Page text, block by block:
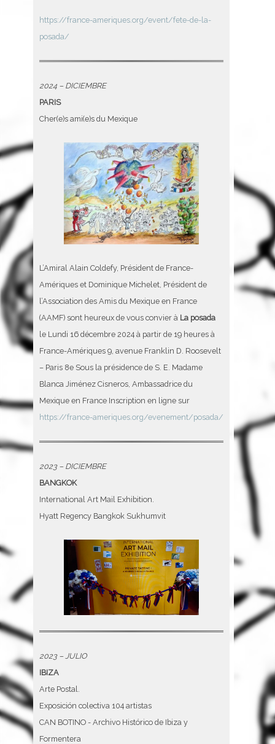
https://france-ameriques.org/event/fete-de-la-
posada/
2024 – DICIEMBRE
PARIS
Cher(e)s ami(e)s du Mexique
L’Amiral Alain Coldefy, Président de France-
Amériques et Dominique Michelet, Président de
l’Association des Amis du Mexique en France
(AAMF) sont heureux de vous convier à La posada
le Lundi 16 décembre 2024 à partir de 19 heures à
France-Amériques 9, avenue Franklin D. Roosevelt
– Paris 8e Sous la présidence de S. E. Madame
Blanca Jiménez Cisneros, Ambassadrice du
Mexique en France Inscription en ligne sur
https://france-ameriques.org/evenement/posada/
2023 – DICIEMBRE
BANGKOK
International Art Mail Exhibition.
Hyatt Regency Bangkok Sukhumvit
2023 – JULIO
IBIZA
Arte Postal.
Exposición colectiva 104 artistas
CAN BOTINO - Archivo Histórico de Ibiza y
Formentera